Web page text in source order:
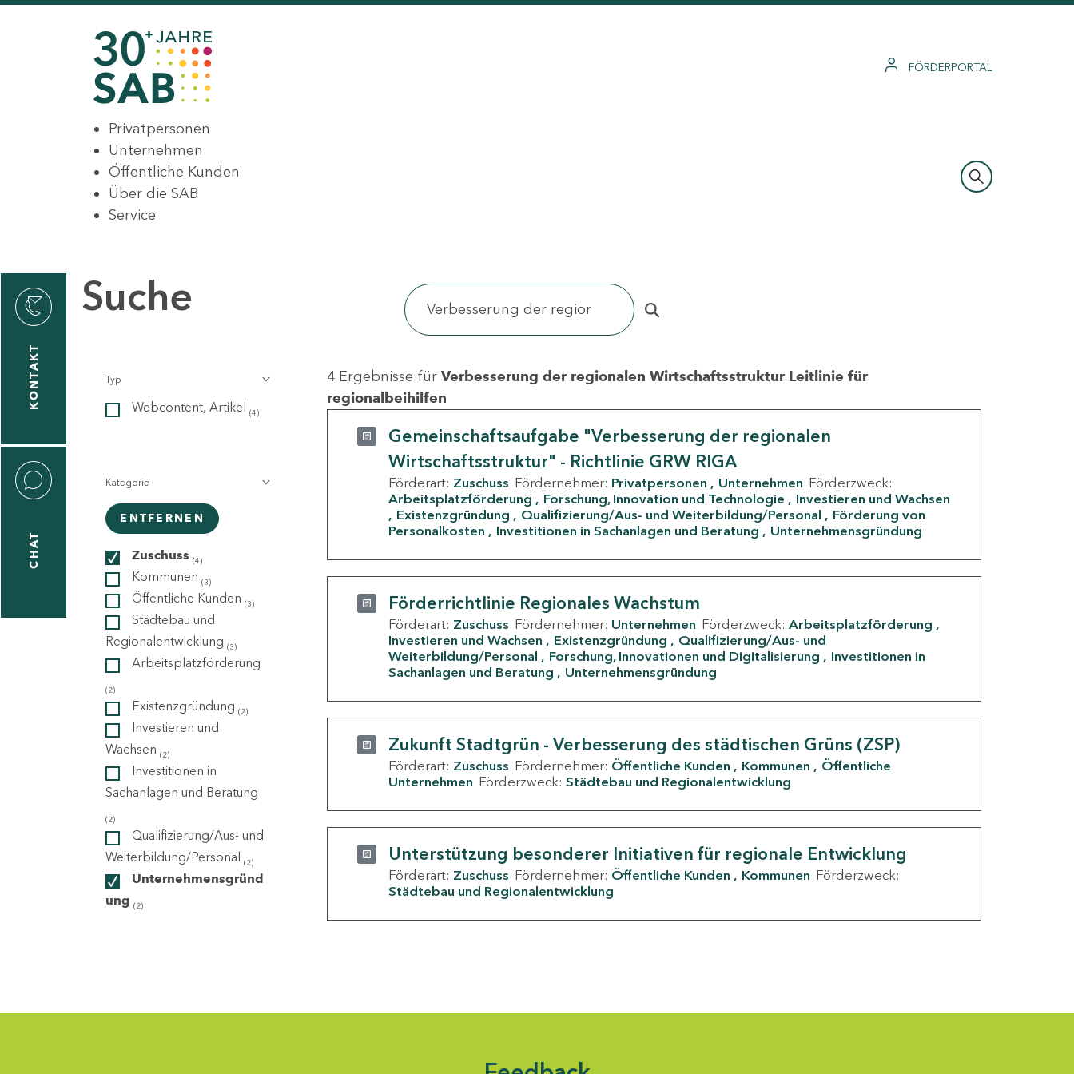
FÖRDERPORTAL
Privatpersonen
Unternehmen
Öffentliche Kunden
Über die SAB
Service
KONTAKT
CHAT
Suche
Typ
Webcontent, Artikel (4)
Kategorie
ENTFERNEN
Zuschuss (4)
Kommunen (3)
Öffentliche Kunden (3)
Städtebau und
Regionalentwicklung (3)
Arbeitsplatzförderung
(2)
Existenzgründung (2)
Investieren und
Wachsen (2)
Investitionen in
Sachanlagen und Beratung
(2)
Qualifizierung/Aus- und
Weiterbildung/Personal (2)
Unternehmensgründ
ung (2)
4 Ergebnisse für Verbesserung der regionalen Wirtschaftsstruktur Leitlinie für
regionalbeihilfen
Gemeinschaftsaufgabe "Verbesserung der regionalen
Wirtschaftsstruktur" - Richtlinie GRW RIGA
Förderart: Zuschuss Fördernehmer: Privatpersonen Unternehmen Förderzweck:
Arbeitsplatzförderung
Forschung, Innovation und Technologie
Investieren und Wachsen
Existenzgründung
Qualifizierung/Aus- und Weiterbildung/Personal
Förderung von
Personalkosten
Investitionen in Sachanlagen und Beratung Unternehmensgründung
Förderrichtlinie Regionales Wachstum
Förderart: Zuschuss Fördernehmer: Unternehmen Förderzweck: Arbeitsplatzförderung
Investieren und Wachsen
Existenzgründung
Qualifizierung/Aus- und
Weiterbildung/Personal
Forschung, Innovationen und Digitalisierung
Investitionen in
Sachanlagen und Beratung
Unternehmensgründung
Zukunft Stadtgrün - Verbesserung des städtischen Grüns (ZSP)
Förderart: Zuschuss Fördernehmer: Öffentliche Kunden Kommunen
Öffentliche
Unternehmen Förderzweck: Städtebau und Regionalentwicklung
Unterstützung besonderer Initiativen für regionale Entwicklung
Förderart: Zuschuss Fördernehmer: Öffentliche Kunden Kommunen Förderzweck:
Städtebau und Regionalentwicklung